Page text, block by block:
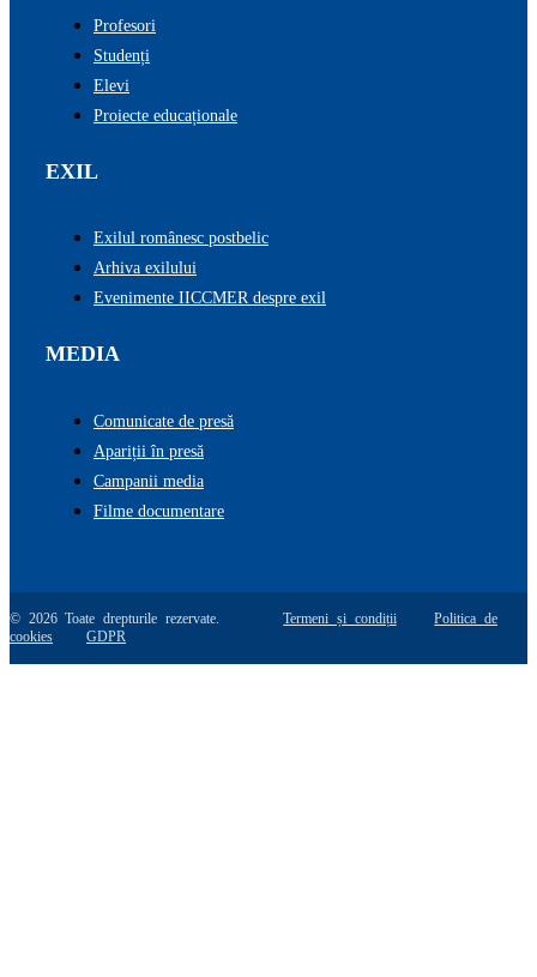
Profesori
Studenți
Elevi
Proiecte educaționale
EXIL
Exilul românesc postbelic
Arhiva exilului
Evenimente IICCMER despre exil
MEDIA
Comunicate de presă
Apariții în presă
Campanii media
Filme documentare
© 2026 Toate drepturile rezervate.Termeni și condiții
Politica de
cookies
GDPR